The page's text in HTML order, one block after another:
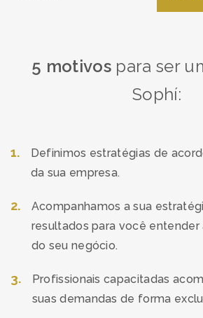
5 motivos para ser
Sophí:
1.
Definimos estratégias de
da sua empresa.
2.
Acompanhamos a sua
resultados para você entender
do seu negócio.
3.
Profissionais capacitadas
suas demandas de forma